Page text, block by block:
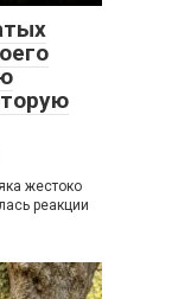
жестоко
реакции